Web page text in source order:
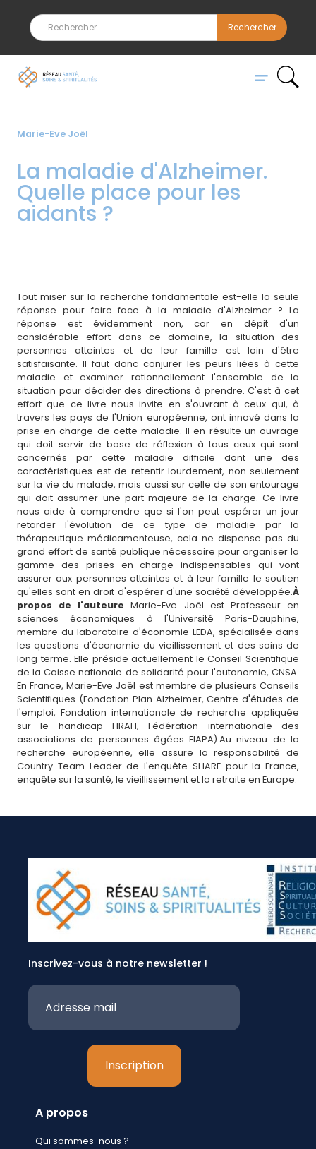
Marie-Eve Joël
La maladie d'Alzheimer.
Quelle place pour les
aidants ?
Tout miser sur la recherche fondamentale est-elle la seule
réponse pour faire face à la maladie d'Alzheimer ? La
réponse est évidemment non, car en dépit d'un
considérable effort dans ce domaine, la situation des
personnes atteintes et de leur famille est loin d'être
satisfaisante. Il faut donc conjurer les peurs liées à cette
maladie et examiner rationnellement l'ensemble de la
situation pour décider des directions à prendre. C'est à cet
effort que ce livre nous invite en s'ouvrant à ceux qui, à
travers les pays de l'Union européenne, ont innové dans la
prise en charge de cette maladie. Il en résulte un ouvrage
qui doit servir de base de réflexion à tous ceux qui sont
concernés par cette maladie difficile dont une des
caractéristiques est de retentir lourdement, non seulement
sur la vie du malade, mais aussi sur celle de son entourage
qui doit assumer une part majeure de la charge. Ce livre
nous aide à comprendre que si l'on peut espérer un jour
retarder l'évolution de ce type de maladie par la
thérapeutique médicamenteuse, cela ne dispense pas du
grand effort de santé publique nécessaire pour organiser la
gamme des prises en charge indispensables qui vont
assurer aux personnes atteintes et à leur famille le soutien
qu'elles sont en droit d'espérer d'une société développée.À
propos de l'auteureMarie-Eve Joël est Professeur en
sciences économiques à l'Université Paris-Dauphine,
membre du laboratoire d'économie LEDA, spécialisée dans
les questions d'économie du vieillissement et des soins de
long terme. Elle préside actuellement le Conseil Scientifique
de la Caisse nationale de solidarité pour l'autonomie, CNSA.
En France, Marie-Eve Joël est membre de plusieurs Conseils
Scientifiques (Fondation Plan Alzheimer, Centre d'études de
l'emploi, Fondation internationale de recherche appliquée
sur le handicap FIRAH, Fédération internationale des
associations de personnes âgées FIAPA).Au niveau de la
recherche européenne, elle assure la responsabilité de
Country Team Leader de l'enquête SHARE pour la France,
enquête sur la santé, le vieillissement et la retraite en Europe.
Inscrivez-vous à notre newsletter !
A propos
Qui sommes-nous ?